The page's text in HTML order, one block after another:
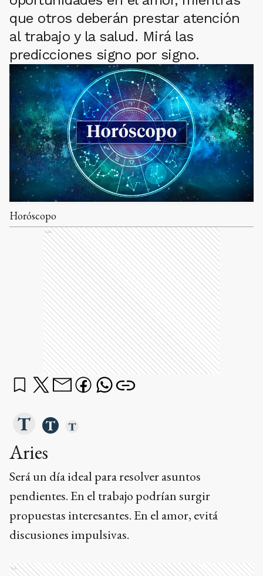
que otros deberán prestar atención
al trabajo y la salud. Mirá las
predicciones signo por signo.
Horóscopo
Ads
Aries
Será un día ideal para resolver asuntos
pendientes. En el trabajo podrían surgir
propuestas interesantes. En el amor, evitá
discusiones impulsivas.
Ads